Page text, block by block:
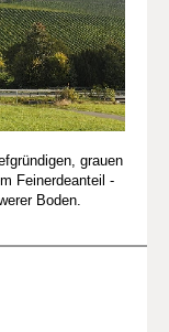
grauen
Feinerdeanteil -
Boden.